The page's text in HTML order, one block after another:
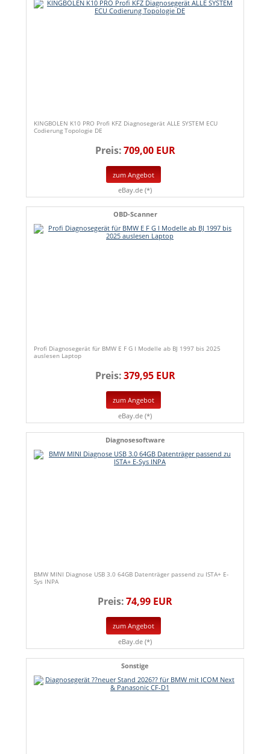
KINGBOLEN K10 PRO Profi KFZ Diagnosegerät ALLE SYSTEM ECU
Codierung Topologie DE
Preis:709,00 EUR
zum Angebot
eBay.de (*)
OBD-Scanner
Profi Diagnosegerät für BMW E F G I Modelle ab BJ 1997 bis 2025
auslesen Laptop
Preis:379,95 EUR
zum Angebot
eBay.de (*)
Diagnosesoftware
BMW MINI Diagnose USB 3.0 64GB Datenträger passend zu ISTA+ E-
Sys INPA
Preis:74,99 EUR
zum Angebot
eBay.de (*)
Sonstige